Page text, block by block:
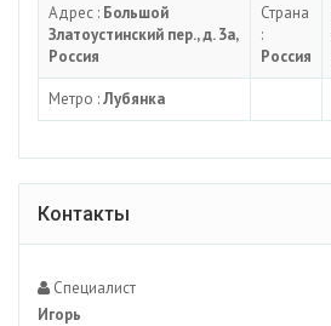
Адрес : Большой
Златоустинский пер., д. 3а,
Россия
Страна
:
Россия
Метро :Лубянка
Контакты
Специалист
Игорь